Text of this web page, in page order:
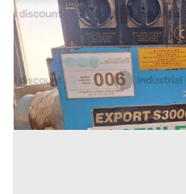
Inserito il: 23/03/2026
Gioia Tauro (Reggio Calabria)
Annuncio scaduto
Prezzo
960 €
Codice annuncio:1248457888